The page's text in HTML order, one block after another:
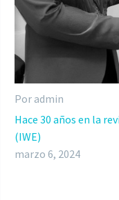
Por admin
Hace 30 años en la
(IWE)
marzo 6, 2024